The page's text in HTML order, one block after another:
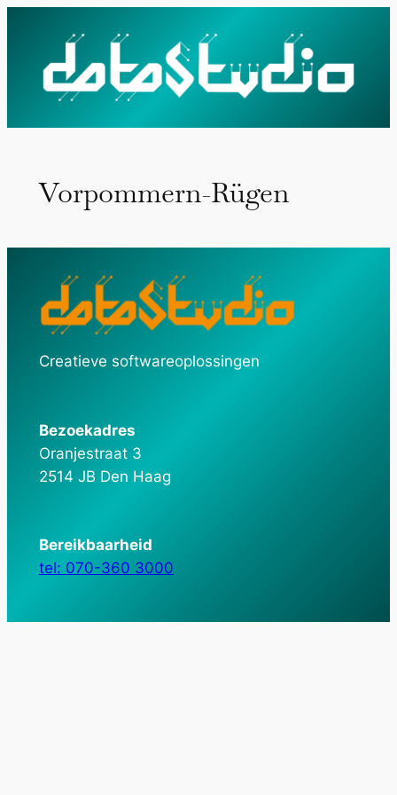
inhoud
Vorpommern-Rügen
Creatieve softwareoplossingen
Bezoekadres
Oranjestraat 3
2514 JB Den Haag
Bereikbaarheid
tel: 070-360 3000